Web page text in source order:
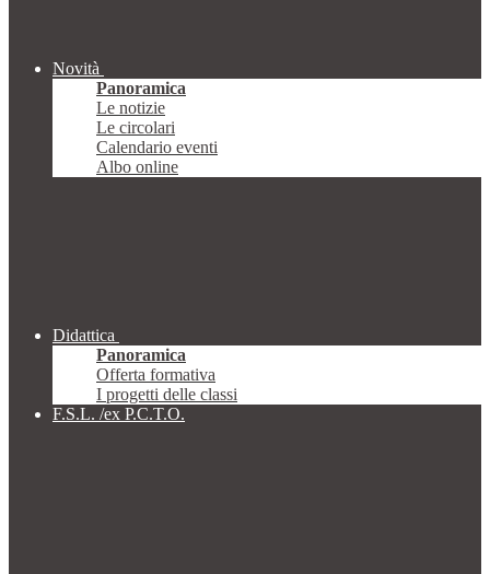
Novità
Panoramica
Le notizie
Le circolari
Calendario eventi
Albo online
Didattica
Panoramica
Offerta formativa
I progetti delle classi
F.S.L. /ex P.C.T.O.